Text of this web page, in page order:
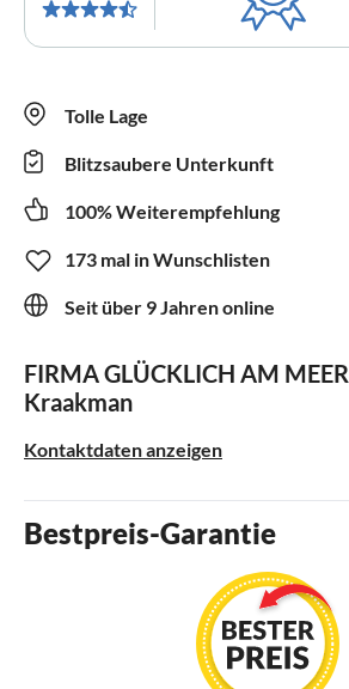
Tolle Lage
Blitzsaubere Unterkunft
100% Weiterempfehlung
173 mal in Wunschlisten
Seit über 9 Jahren online
FIRMA GLÜCKLICH AM MEER
Kraakman
Kontaktdaten anzeigen
Bestpreis-Garantie